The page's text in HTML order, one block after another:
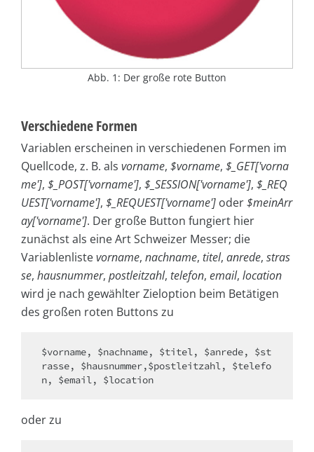
Abb. 1: Der große rote Button
Verschiedene Formen
Variablen erscheinen in verschiedenen Formen im
Quellcode, z. B. als vorname, $vorname, $_GET['vorna
me'], $_POST['vorname'], $_SESSION['vorname'], $_RE­Q
UEST['vorname'], $_REQUEST['vorname'] oder$mein­Arr
ay['vorname']. Der große Button fungiert hier
zunächst als eine Art Schweizer Messer; die
Variablenlistevorname, nachname, titel, anrede, stras
se, hausnummer, postleitzahl, telefon, email, location
wird je nach gewählter Zieloption beim Betätigen
des großen roten Buttons zu
$vorname, $nachname, $titel, $anrede, $st
rasse, $hausnummer,$postleitzahl, $telefo
n, $email, $location
oder zu